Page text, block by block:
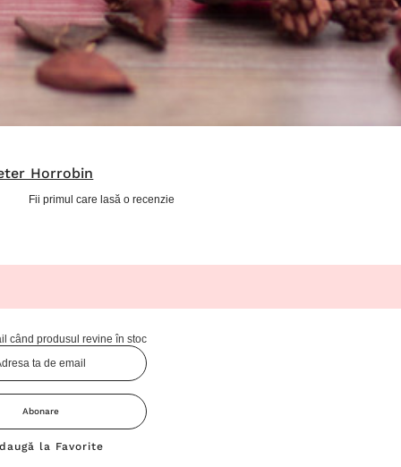
Horrobin
Fii primul care lasă o recenzie
când produsul revine în stoc
Abonare
la Favorite